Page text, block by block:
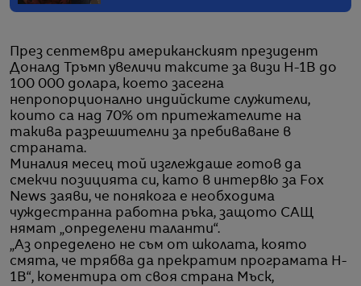
През септември американският президент
Доналд Тръмп увеличи таксите за визи H-1B до
100 000 долара, което засегна
непропорционално индийските служители,
които са над 70% от притежателите на
такива разрешителни за пребиваване в
страната.
Миналия месец той изглеждаше готов да
смекчи позицията си, като в интервю за Fox
News заяви, че понякога е необходима
чуждестранна работна ръка, защото САЩ
нямат „определени таланти“.
„Аз определено не съм от школата, която
смята, че трябва да прекратим програмата H-
1B“, коментира от своя страна Мъск,